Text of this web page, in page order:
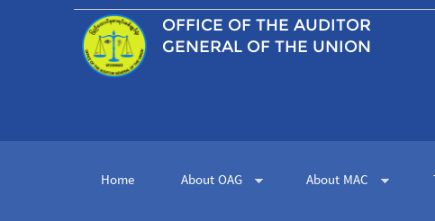
OFFICE OF THE AUDITOR
GENERAL OF THE UNION
Home About OAG About MAC